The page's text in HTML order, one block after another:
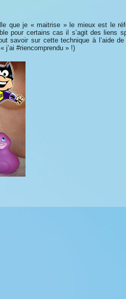
que je « maitrise » le mieux est le
pour certains cas il s’agit des liens
savoir sur cette technique à l’aide
j’ai #riencomprendu » !)